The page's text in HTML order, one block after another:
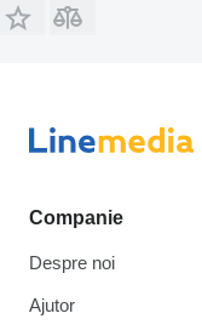
Companie
Despre noi
Ajutor